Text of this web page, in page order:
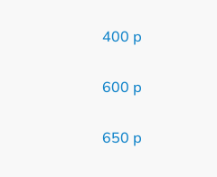
400 р
600 р
650 р